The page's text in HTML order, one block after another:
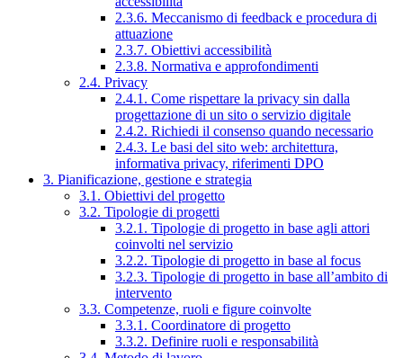
2.3.6. Meccanismo di feedback e procedura di
attuazione
2.3.7. Obiettivi accessibilità
2.3.8. Normativa e approfondimenti
2.4. Privacy
2.4.1. Come rispettare la privacy sin dalla
progettazione di un sito o servizio digitale
2.4.2. Richiedi il consenso quando necessario
2.4.3. Le basi del sito web: architettura,
informativa privacy, riferimenti DPO
3. Pianificazione, gestione e strategia
3.1. Obiettivi del progetto
3.2. Tipologie di progetti
3.2.1. Tipologie di progetto in base agli attori
coinvolti nel servizio
3.2.2. Tipologie di progetto in base al focus
3.2.3. Tipologie di progetto in base all’ambito di
intervento
3.3. Competenze, ruoli e figure coinvolte
3.3.1. Coordinatore di progetto
3.3.2. Definire ruoli e responsabilità